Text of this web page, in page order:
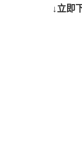
↓立即